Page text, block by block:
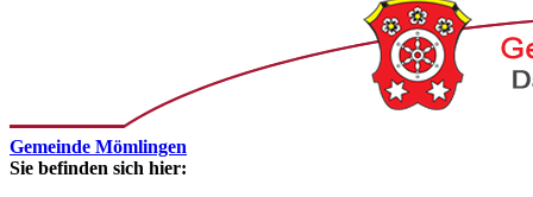
Gemeinde Mömlingen
Sie befinden sich hier: